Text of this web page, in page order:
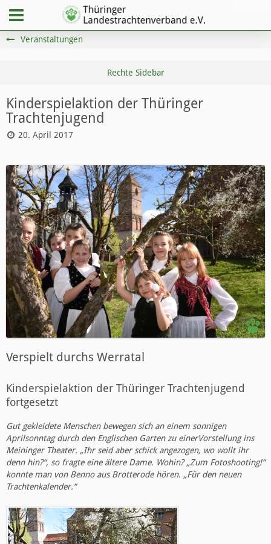
Veranstaltungen
Kinderspielaktion der Thüringer
Trachtenjugend
20. April 2017
Verspielt durchs Werratal
Kinderspielaktion der Thüringer Trachtenjugend
fortgesetzt
Gut gekleidete Menschen bewegen sich an einem sonnigen
Aprilsonntag durch den Englischen Garten zu einerVorstellung ins
Meininger Theater. „Ihr seid aber schick angezogen, wo wollt ihr
denn hin?“, so fragte eine ältere Dame. Wohin? „Zum Fotoshooting!“
konnte man von Benno aus Brotterode hören. „Für den neuen
Trachtenkalender.“